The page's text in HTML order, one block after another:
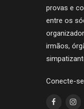
provas e
entre os
irmãos,
Conecte-